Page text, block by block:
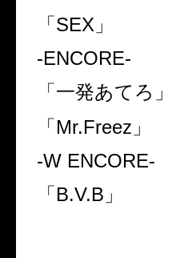
「 SEX 」
-ENCORE-
「一発あてろ」
「 Mr.Freez 」
-W ENCORE-
「 B.V.B 」